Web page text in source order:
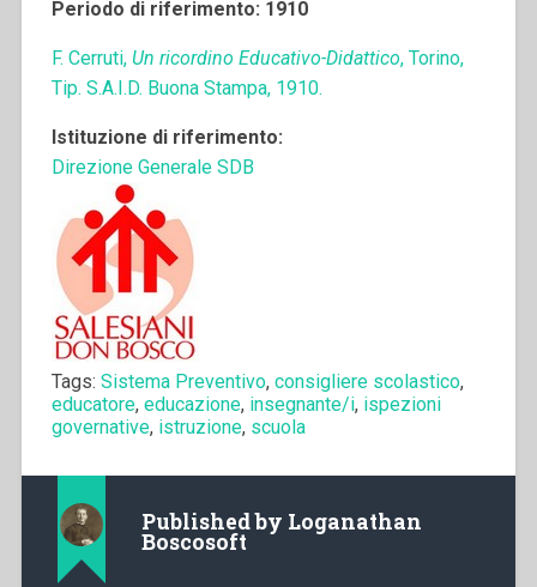
Periodo di riferimento: 1910
F. Cerruti, Un ricordino Educativo-Didattico, Torino,
Tip. S.A.I.D. Buona Stampa, 1910.
Istituzione di riferimento:
Direzione Generale SDB
Tags: Sistema Preventivo, consigliere scolastico,
educatore, educazione, insegnante/i, ispezioni
governative, istruzione, scuola
Published by Loganathan
Boscosoft